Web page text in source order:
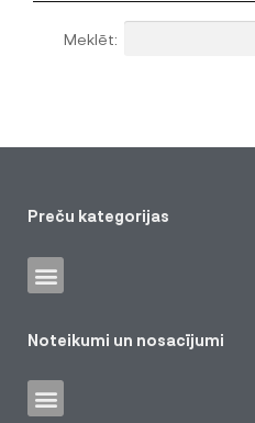
Meklēt:
Preču kategorijas
Noteikumi un nosacījumi